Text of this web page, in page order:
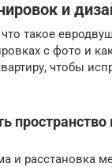
и
такое
с фото и
чтобы
пространство
и расстановка